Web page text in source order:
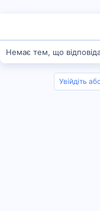
Немає тем, що
Увійдіть